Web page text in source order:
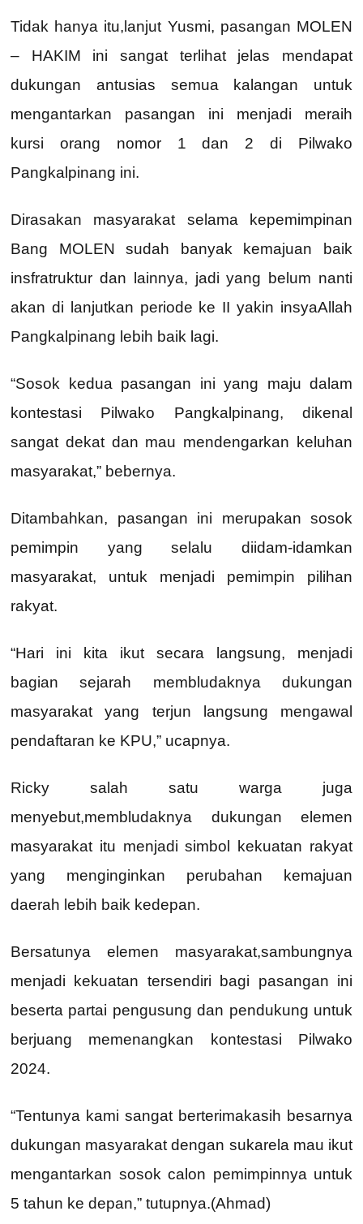
Tidak hanya itu,lanjut Yusmi, pasangan MOLEN
– HAKIM ini sangat terlihat jelas mendapat
dukungan antusias semua kalangan untuk
mengantarkan pasangan ini menjadi meraih
kursi orang nomor 1 dan 2 di Pilwako
Pangkalpinang ini.
Dirasakan masyarakat selama kepemimpinan
Bang MOLEN sudah banyak kemajuan baik
insfratruktur dan lainnya, jadi yang belum nanti
akan di lanjutkan periode ke II yakin insyaAllah
Pangkalpinang lebih baik lagi.
“Sosok kedua pasangan ini yang maju dalam
kontestasi Pilwako Pangkalpinang, dikenal
sangat dekat dan mau mendengarkan keluhan
masyarakat,” bebernya.
Ditambahkan, pasangan ini merupakan sosok
pemimpin yang selalu diidam-idamkan
masyarakat, untuk menjadi pemimpin pilihan
rakyat.
“Hari ini kita ikut secara langsung, menjadi
bagian sejarah membludaknya dukungan
masyarakat yang terjun langsung mengawal
pendaftaran ke KPU,” ucapnya.
Ricky salah satu warga juga
menyebut,membludaknya dukungan elemen
masyarakat itu menjadi simbol kekuatan rakyat
yang menginginkan perubahan kemajuan
daerah lebih baik kedepan.
Bersatunya elemen masyarakat,sambungnya
menjadi kekuatan tersendiri bagi pasangan ini
beserta partai pengusung dan pendukung untuk
berjuang memenangkan kontestasi Pilwako
2024.
“Tentunya kami sangat berterimakasih besarnya
dukungan masyarakat dengan sukarela mau ikut
mengantarkan sosok calon pemimpinnya untuk
5 tahun ke depan,” tutupnya.(Ahmad)